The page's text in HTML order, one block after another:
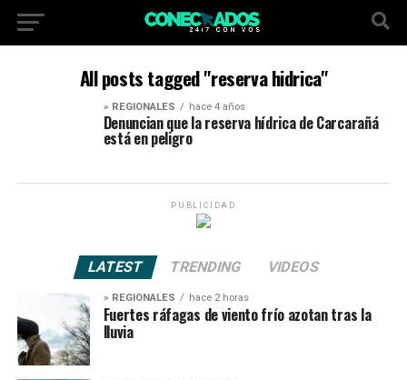
All posts tagged "reserva hidrica"
» REGIONALES hace 4 años
Denuncian que la reserva hídrica de Carcarañá
está en peligro
PUBLICIDAD
LATEST TRENDING VIDEOS
» REGIONALES hace 2 horas
Fuertes ráfagas de viento frío azotan tras la
lluvia